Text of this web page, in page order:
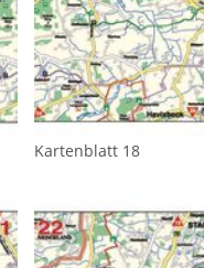
Kartenblatt 18